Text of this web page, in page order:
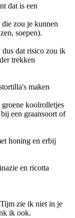
dat is een
zou je kunnen
soepen).
dat risico zou ik
trekken
maken
koolrolletjes
een graansoort of
honing en erbij
en ricotta
zie ik niet in je
ik ook.